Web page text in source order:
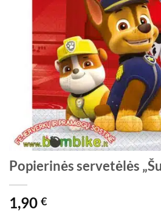
Popierinės servetėlės
1,90 €